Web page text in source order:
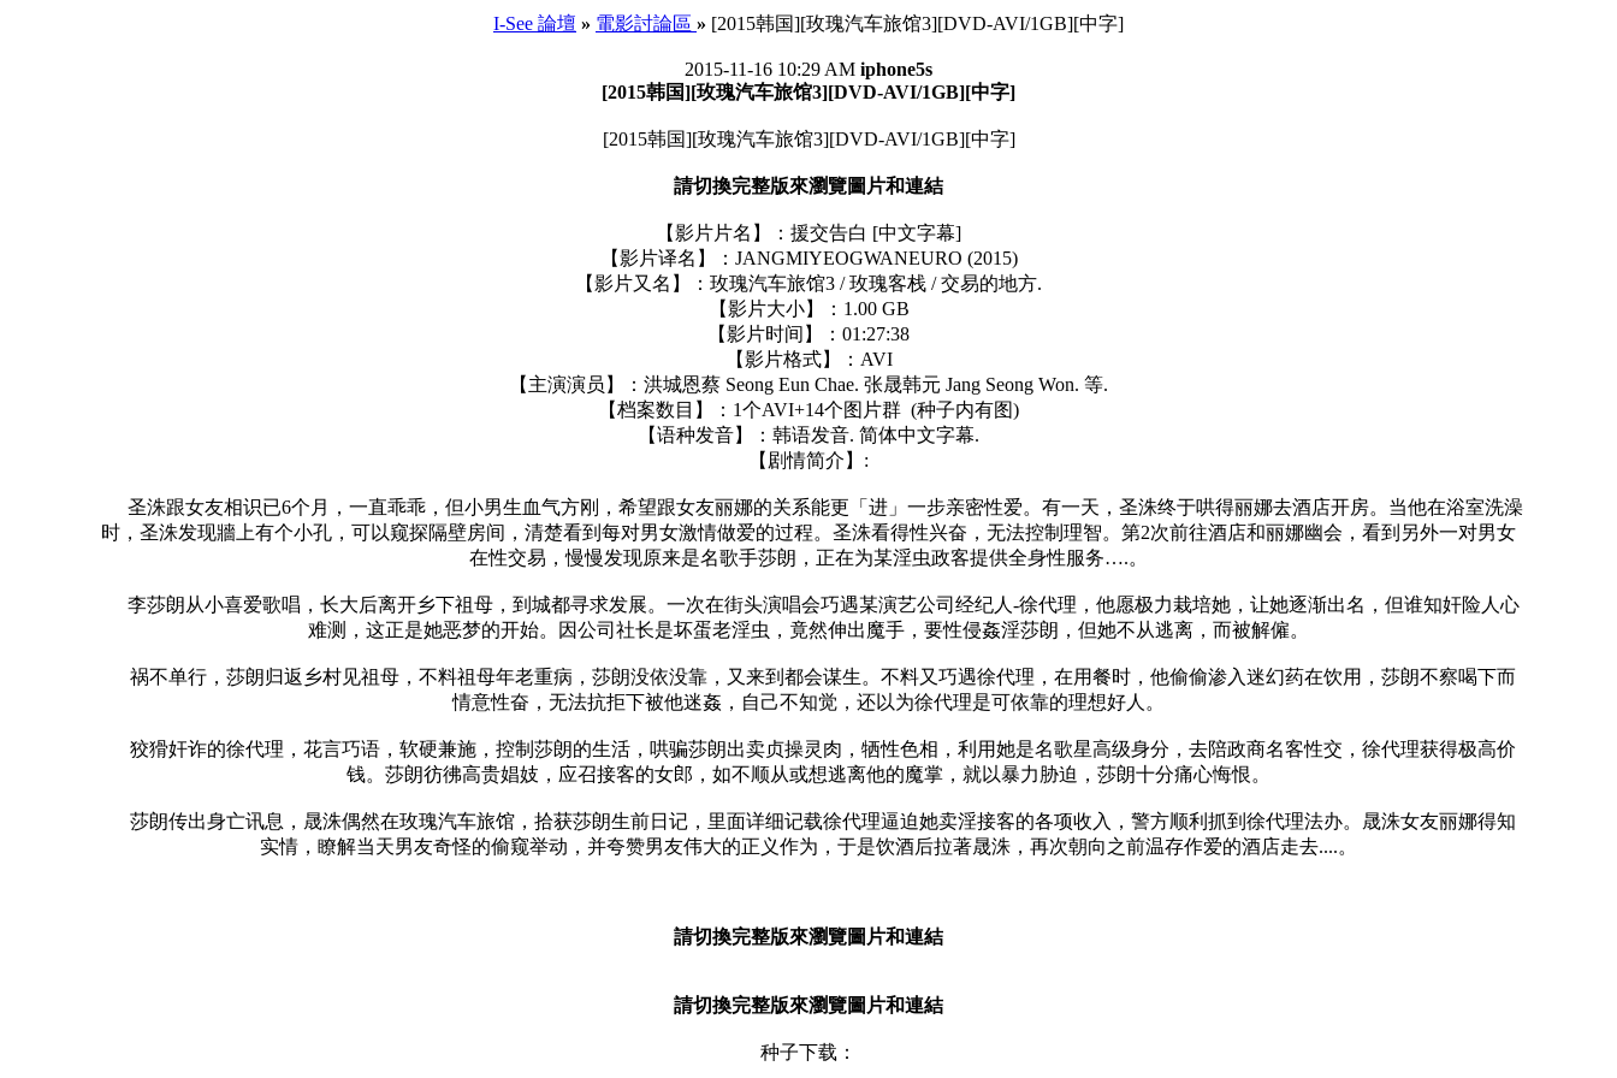
I-See 論壇 » 電影討論區 » [2015韩国][玫瑰汽车旅馆3][DVD-AVI/1GB][中字]
2015-11-16 10:29 AM iphone5s
[2015韩国][玫瑰汽车旅馆3][DVD-AVI/1GB][中字]
[2015韩国][玫瑰汽车旅馆3][DVD-AVI/1GB][中字]
請切換完整版來瀏覽圖片和連結
【影片片名】：援交告白 [中文字幕]
【影片译名】：JANGMIYEOGWANEURO (2015)
【影片又名】：玫瑰汽车旅馆3 / 玫瑰客栈 / 交易的地方.
【影片大小】：1.00 GB
【影片时间】：01:27:38
【影片格式】：AVI
【主演演员】：洪城恩蔡 Seong Eun Chae. 张晟韩元 Jang Seong Won. 等.
【档案数目】：1个AVI+14个图片群 (种子内有图)
【语种发音】：韩语发音. 简体中文字幕.
【剧情简介】:
圣洙跟女友相识已6个月，一直乖乖，但小男生血气方刚，希望跟女友丽娜的关系能更「进」一步亲密性爱。有一天，圣洙终于哄得丽娜去酒店开房。当他在浴室洗澡
时，圣洙发现牆上有个小孔，可以窥探隔壁房间，清楚看到每对男女激情做爱的过程。圣洙看得性兴奋，无法控制理智。第2次前往酒店和丽娜幽会，看到另外一对男女
在性交易，慢慢发现原来是名歌手莎朗，正在为某淫虫政客提供全身性服务….。
李莎朗从小喜爱歌唱，长大后离开乡下祖母，到城都寻求发展。一次在街头演唱会巧遇某演艺公司经纪人-徐代理，他愿极力栽培她，让她逐渐出名，但谁知奸险人心
难测，这正是她恶梦的开始。因公司社长是坏蛋老淫虫，竟然伸出魔手，要性侵姦淫莎朗，但她不从逃离，而被解僱。
祸不单行，莎朗归返乡村见祖母，不料祖母年老重病，莎朗没依没靠，又来到都会谋生。不料又巧遇徐代理，在用餐时，他偷偷渗入迷幻药在饮用，莎朗不察喝下而
情意性奋，无法抗拒下被他迷姦，自己不知觉，还以为徐代理是可依靠的理想好人。
狡猾奸诈的徐代理，花言巧语，软硬兼施，控制莎朗的生活，哄骗莎朗出卖贞操灵肉，牺性色相，利用她是名歌星高级身分，去陪政商名客性交，徐代理获得极高价
钱。莎朗彷彿高贵娼妓，应召接客的女郎，如不顺从或想逃离他的魔掌，就以暴力胁迫，莎朗十分痛心悔恨。
莎朗传出身亡讯息，晟洙偶然在玫瑰汽车旅馆，拾获莎朗生前日记，里面详细记载徐代理逼迫她卖淫接客的各项收入，警方顺利抓到徐代理法办。晟洙女友丽娜得知
实情，瞭解当天男友奇怪的偷窥举动，并夸赞男友伟大的正义作为，于是饮酒后拉著晟洙，再次朝向之前温存作爱的酒店走去....。
請切換完整版來瀏覽圖片和連結
請切換完整版來瀏覽圖片和連結
种子下载：